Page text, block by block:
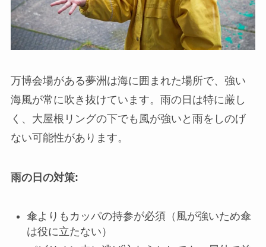
万博会場がある夢洲は海に囲まれた場所で、強い
海風が常に吹き抜けています。雨の日は特に厳し
く、大屋根リングの下でも風が強いと雨をしのげ
ない可能性があります。
雨の日の対策:
傘よりもカッパの持参が必須（風が強いため傘
は役に立たない）